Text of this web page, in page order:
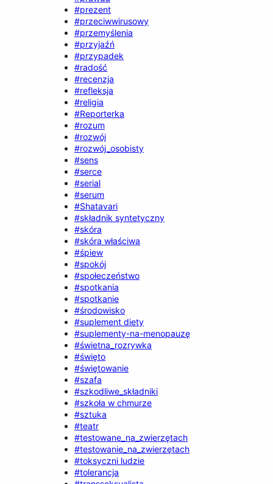
#prezent
#przeciwwirusowy
#przemyślenia
#przyjaźń
#przypadek
#radość
#recenzja
#refleksja
#religia
#Reporterka
#rozum
#rozwój
#rozwój_osobisty
#sens
#serce
#serial
#serum
#Shatavari
#składnik syntetyczny
#skóra
#skóra właściwa
#śpiew
#spokój
#społeczeństwo
#spotkania
#spotkanie
#środowisko
#suplement diety
#suplementy-na-menopauzę
#świetna_rozrywka
#święto
#świętowanie
#szafa
#szkodliwe_składniki
#szkoła w chmurze
#sztuka
#teatr
#testowane_na_zwierzętach
#testowanie_na_zwierzętach
#toksyczni ludzie
#tolerancja